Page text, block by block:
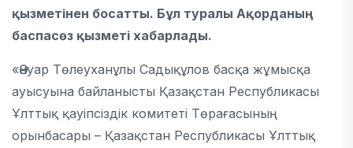
қызметінен босатты. Бұл туралы Ақорданың
баспасөз қызметі хабарлады.
«Әнуар Төлеуханұлы Садықұлов басқа жұмысқа
ауысуына байланысты Қазақстан Республикасы
Ұлттық қауіпсіздік комитеті Төрағасының
орынбасары – Қазақстан Республикасы Ұлттық